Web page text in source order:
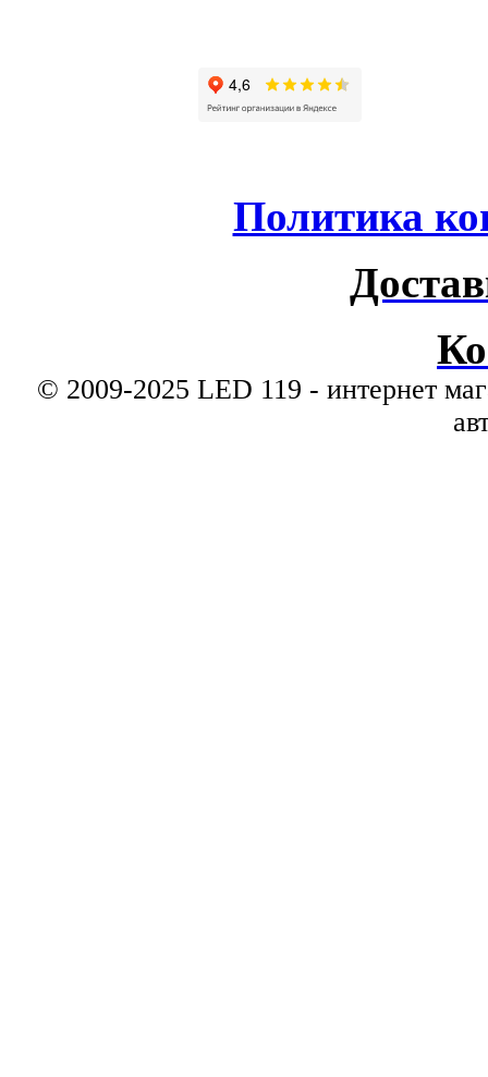
Политика
© 2009-2025 LED 119 - интернет